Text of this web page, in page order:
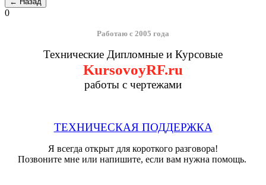
0
Работаю с 2005 года
Технические Дипломные и Курсовые
KursovoyRF.ru
работы с чертежами
ТЕХНИЧЕСКАЯ ПОДДЕРЖКА
Я всегда открыт для короткого разговора!
Позвоните мне или напишите, если вам нужна помощь.